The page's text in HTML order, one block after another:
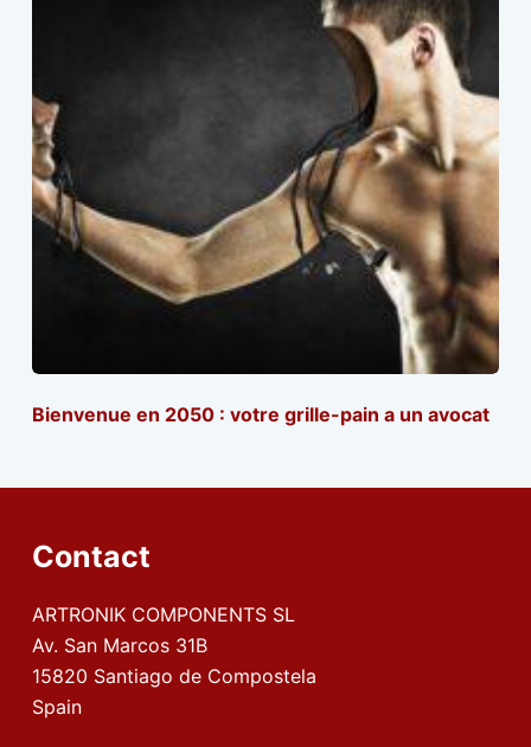
Bienvenue en 2050 : votre grille-pain a un avocat
Contact
ARTRONIK COMPONENTS SL
Av. San Marcos 31B
15820 Santiago de Compostela
Spain